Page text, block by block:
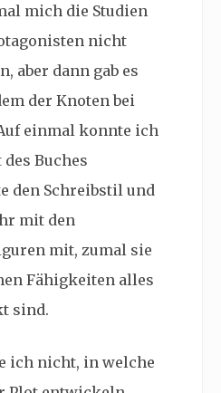
mich die Studien
nicht
aber dann gab es
der Knoten bei
einmal konnte ich
Buches
den Schreibstil und
mit den
mit, zumal sie
Fähigkeiten alles
sind.
ich nicht, in welche